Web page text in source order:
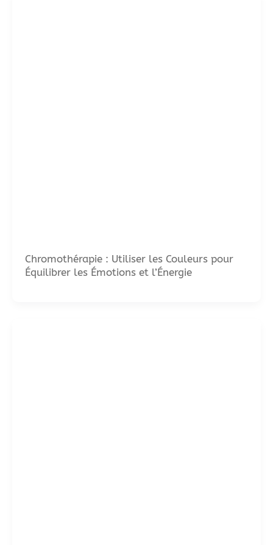
Chromothérapie : Utiliser les Couleurs pour
Équilibrer les Émotions et l’Énergie